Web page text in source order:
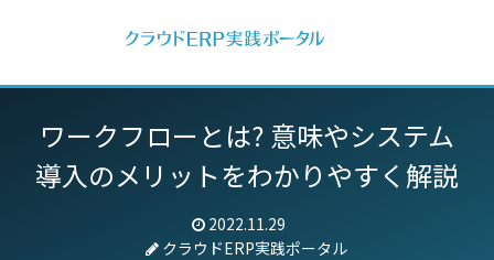
ワークフローとは? 意味やシステム
導入のメリットをわかりやすく解説
2022.11.29
クラウドERP実践ポータル